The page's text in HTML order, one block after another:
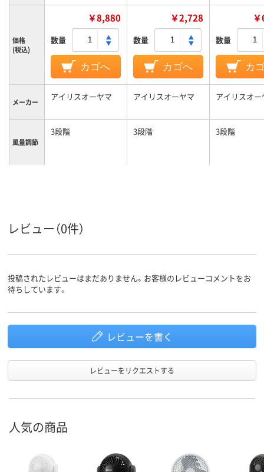
価格
(税込)
￥8,880
数量
カゴへ
￥2,728
数量
カゴへ
数量
カ
メーカー アイリスオーヤマ アイリスオーヤマ アイリスオー
風量調節
3段階 3段階 3段階
レビュー（0件）
投稿されたレビューはまだありません。お客様のレビューコメントをお
待ちしています。
レビューを書く
レビューをリクエストする
人気の商品